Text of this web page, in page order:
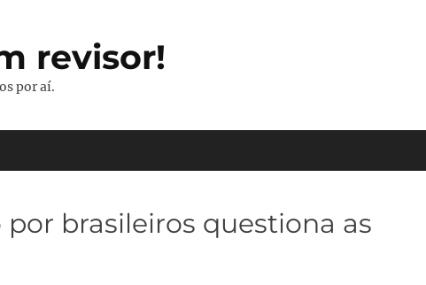
revisor!
por aí.
brasileiros questiona as